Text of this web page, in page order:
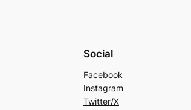
Social
Facebook
Instagram
Twitter/X